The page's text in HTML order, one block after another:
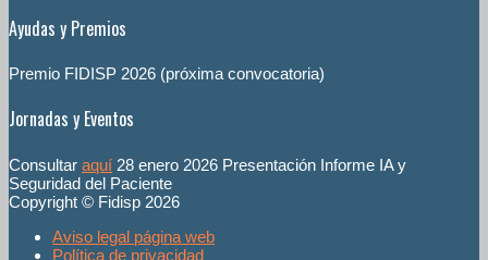
Ayudas y Premios
Premio FIDISP 2026 (próxima convocatoria)
Jornadas y Eventos
Consultar aquí 28 enero 2026 Presentación Informe IA y
Seguridad del Paciente
Copyright © Fidisp 2026
Aviso legal página web
Política de privacidad